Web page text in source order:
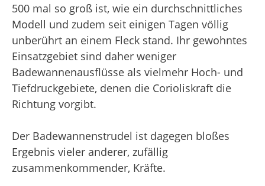
500 mal so groß ist, wie ein durchschnittliches
Modell und zudem seit einigen Tagen völlig
unberührt an einem Fleck stand. Ihr gewohntes
Einsatzgebiet sind daher weniger
Badewannenausflüsse als vielmehr Hoch- und
Tiefdruckgebiete, denen die Corioliskraft die
Richtung vorgibt.
Der Badewannenstrudel ist dagegen bloßes
Ergebnis vieler anderer, zufällig
zusammenkommender, Kräfte.